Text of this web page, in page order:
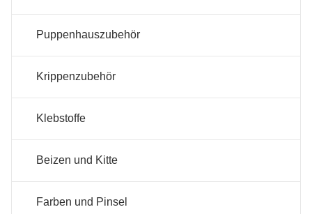
Puppenhauszubehör
Krippenzubehör
Klebstoffe
Beizen und Kitte
Farben und Pinsel